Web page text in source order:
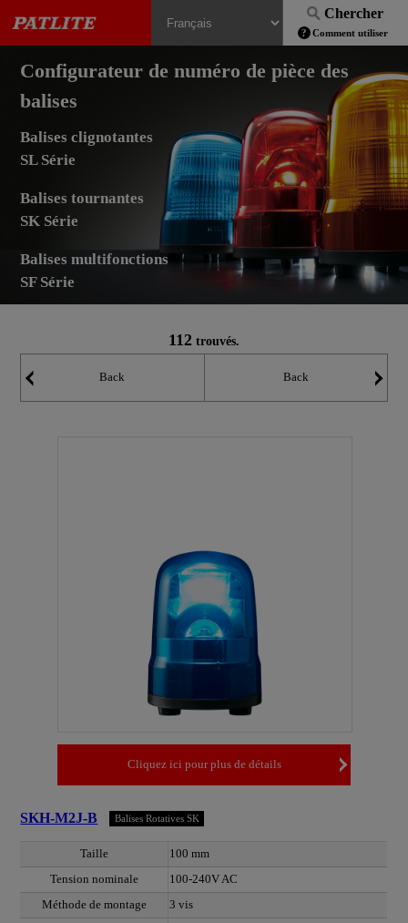
Chercher
Comment utiliser
Configurateur de numéro de pièce des
balises
Balises clignotantes
SL Série
Balises tournantes
SK Série
Balises multifonctions
SF Série
112 trouvés.
Back Back
Cliquez ici pour plus de détails
SKH-M2J-B Balises Rotatives SK
Taille
100 mm
Tension nominale
100-240V AC
Méthode de montage
3 vis